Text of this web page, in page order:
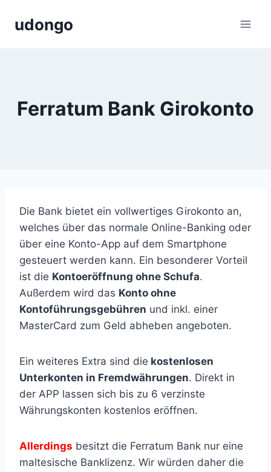
Inhaltudongo
Ferratum Bank Girokonto
Die Bank bietet ein vollwertiges Girokonto an,
welches über das normale Online-Banking oder
über eine Konto-App auf dem Smartphone
gesteuert werden kann. Ein besonderer Vorteil
ist die Kontoeröffnung ohne Schufa.
Außerdem wird das Konto ohne
Kontoführungsgebühren und inkl. einer
MasterCard zum Geld abheben angeboten.
Ein weiteres Extra sind die kostenlosen
Unterkonten in Fremdwährungen. Direkt in
der APP lassen sich bis zu 6 verzinste
Währungskonten kostenlos eröffnen.
Allerdings besitzt die Ferratum Bank nur eine
maltesische Banklizenz. Wir würden daher die